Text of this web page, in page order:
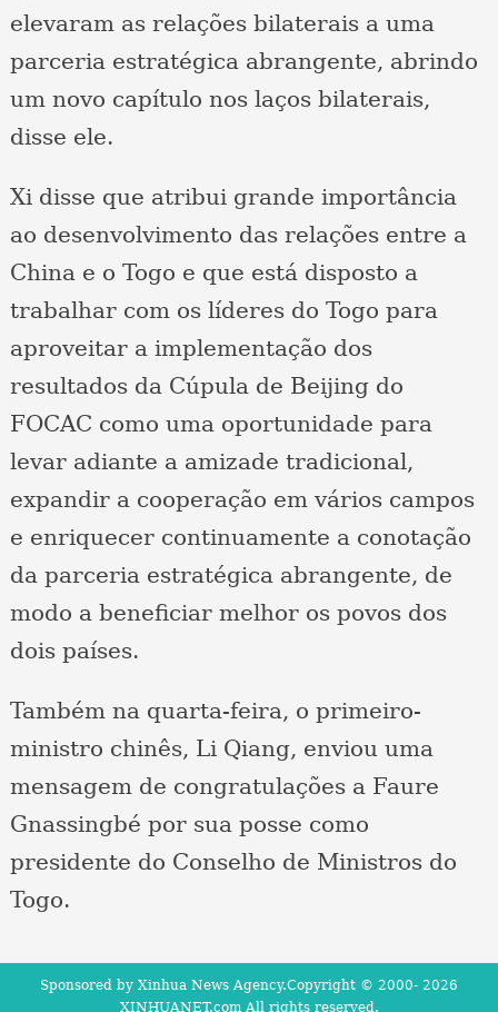
elevaram as relações bilaterais a uma
parceria estratégica abrangente, abrindo
um novo capítulo nos laços bilaterais,
disse ele.
Xi disse que atribui grande importância
ao desenvolvimento das relações entre a
China e o Togo e que está disposto a
trabalhar com os líderes do Togo para
aproveitar a implementação dos
resultados da Cúpula de Beijing do
FOCAC como uma oportunidade para
levar adiante a amizade tradicional,
expandir a cooperação em vários campos
e enriquecer continuamente a conotação
da parceria estratégica abrangente, de
modo a beneficiar melhor os povos dos
dois países.
Também na quarta-feira, o primeiro-
ministro chinês, Li Qiang, enviou uma
mensagem de congratulações a Faure
Gnassingbé por sua posse como
presidente do Conselho de Ministros do
Togo.
Sponsored by Xinhua News Agency.Copyright © 2000- 2026
XINHUANET.com All rights reserved.